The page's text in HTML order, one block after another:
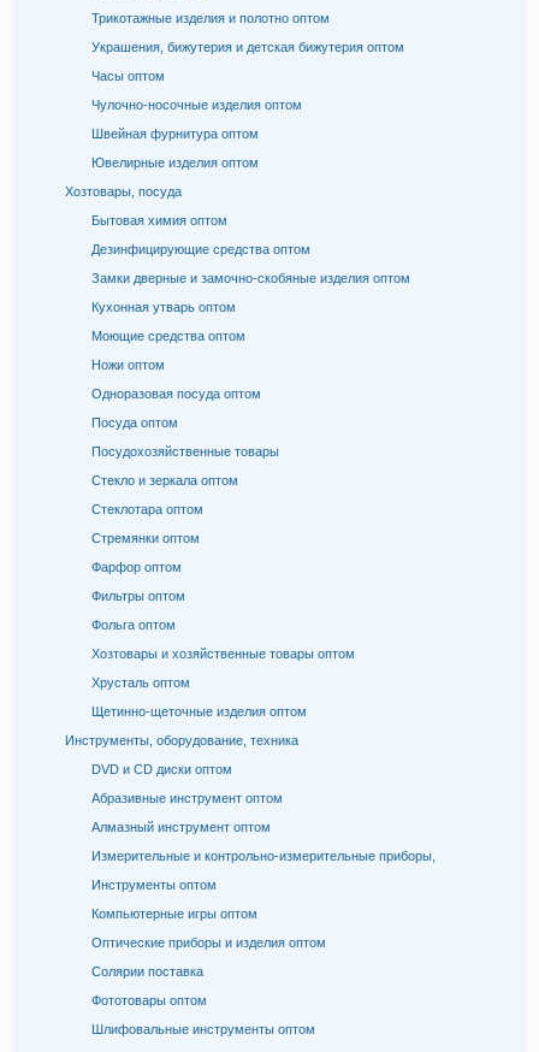
Трикотажные изделия и полотно оптом
Украшения, бижутерия и детская бижутерия оптом
Часы оптом
Чулочно-носочные изделия оптом
Швейная фурнитура оптом
Ювелирные изделия оптом
Хозтовары, посуда
Бытовая химия оптом
Дезинфицирующие средства оптом
Замки дверные и замочно-скобяные изделия оптом
Кухонная утварь оптом
Моющие средства оптом
Ножи оптом
Одноразовая посуда оптом
Посуда оптом
Посудохозяйственные товары
Стекло и зеркала оптом
Стеклотара оптом
Стремянки оптом
Фарфор оптом
Фильтры оптом
Фольга оптом
Хозтовары и хозяйственные товары оптом
Хрусталь оптом
Щетинно-щеточные изделия оптом
Инструменты, оборудование, техника
DVD и CD диски оптом
Абразивные инструмент оптом
Алмазный инструмент оптом
Измерительные и контрольно-измерительные приборы,
Инструменты оптом
Компьютерные игры оптом
Оптические приборы и изделия оптом
Солярии поставка
Фототовары оптом
Шлифовальные инструменты оптом